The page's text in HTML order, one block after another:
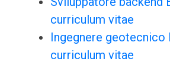
curriculum vitae
Ingegnere geotecnico
curriculum vitae